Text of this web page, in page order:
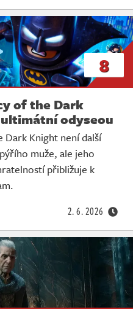
8
of the Dark
odyseou
Dark Knight není další
muže, ale jeho
přibližuje k
2. 6. 2026